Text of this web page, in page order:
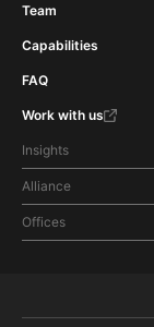
Team
Capabilities
FAQ
Work with us
Insights
Alliance
Offices